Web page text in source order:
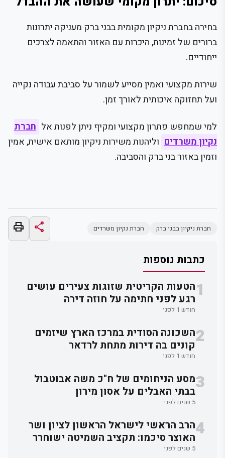
בחירה בחברת ניקיון מקומית בבני ברק מעניקה יתרונות
ברורים של זמינות, היכרות עם האזור והתאמה לצרכים
ייחודיים.
שירות מקצועי ואמין מסייע לשמור על סביבת עבודה נקייה
ועל תחזוקה איכותית לאורך זמן.
למי שמחפש פתרון מקצועי ומקיף ניתן לפנות אל חברת
נקיון משרדים וליהנות משירות ניקיון מותאם אישית, אמין
וזמין באזור בני ברק והסביבה.
חברת ניקיון בבני ברק חברת נקיון משרדים share
print
כתבות נוספות
1הטעות הקריטית שזוגות צעירים עושים
רגע לפני חתימה על חוזה דירה
חודש 1 לפני
2השכונה הסודית במרכז הארץ שיזמים
קונים בה דירות מתחת לרדאר
חודש 1 לפני
3מסע הניחומים של ח"כ משה אבוטבול
בבתי האבלים על אסון מירון
5 שנים לפני
4הרב הראשי לישראל הראשון לציון ושר
האוצר סיכמו: תקציב השמיטה ישוחרר
לאלתר.
5 שנים לפני